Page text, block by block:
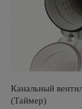
Канальный
(Таймер)